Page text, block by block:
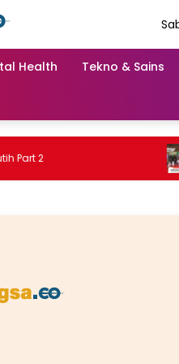
Health Tekno & Sains